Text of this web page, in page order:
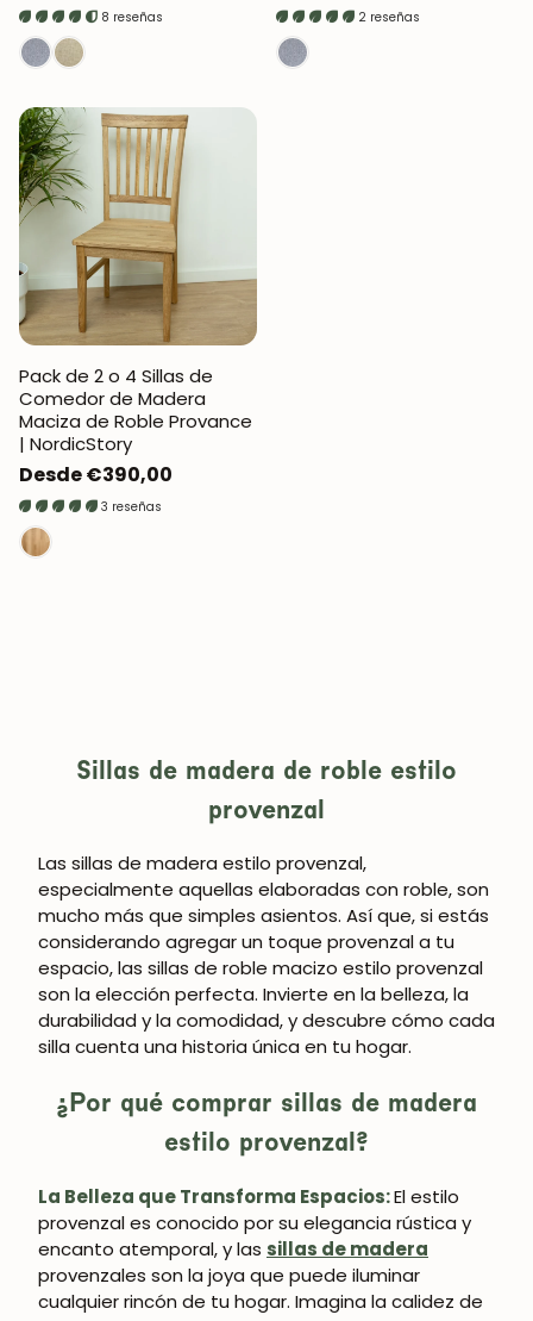
regular
8 reseñas
regular
2 reseñas
Pack de 2 o 4 Sillas de
Comedor de Madera
Maciza de Roble Provance
| NordicStory
Precio
regular
Desde €390,00
3 reseñas
Sillas de madera de roble estilo
provenzal
Las sillas de madera estilo provenzal,
especialmente aquellas elaboradas con roble, son
mucho más que simples asientos. Así que, si estás
considerando agregar un toque provenzal a tu
espacio, las sillas de roble macizo estilo provenzal
son la elección perfecta. Invierte en la belleza, la
durabilidad y la comodidad, y descubre cómo cada
silla cuenta una historia única en tu hogar.
¿Por qué comprar sillas de madera
estilo provenzal?
La Belleza que Transforma Espacios:El estilo
provenzal es conocido por su elegancia rústica y
encanto atemporal, y las sillas de madera
provenzales son la joya que puede iluminar
cualquier rincón de tu hogar. Imagina la calidez de